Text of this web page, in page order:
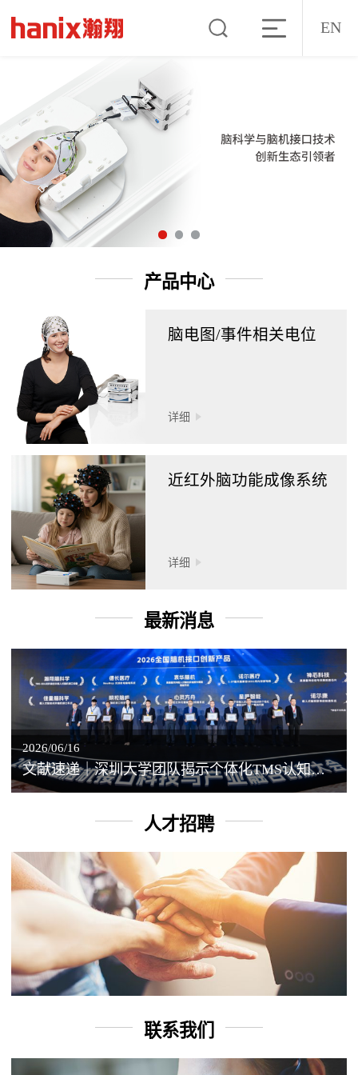
EN
产品中心
脑电图/事件相关电位
详细
近红外脑功能成像系统
详细
最新消息
2026/06/16
文献速递｜深圳大学团队揭示个体化TMS认知增强背后的神经机制
人才招聘
联系我们